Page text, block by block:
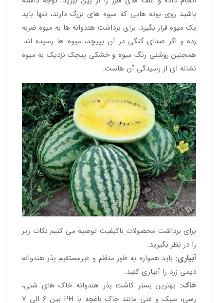
باشید روی بوته هایی که میوه های بزرگ دارند، تنها باید
یک میوه قرار بگیرد. برای برداشت هندوانه ها به میوه ضربه
زده و اگر صدای گنگی در آن بپیچد، میوه ها رسیده اند.
همچنین روشنی رنگ میوه و خشکی پیچک نزدیک به میوه
نشانه ای از رسیدگی آن هاست.
برای برداشت محصولات باکیفیت توصیه می کنیم نکات زیر
را در نظر بگیرید:
آبیاری: باید همواره به طور منظم و غیرمستقیم بذر هندوانه
دیمی زرد را آبیاری کنید.
خاک: بهترین بستر کاشت بذر هندوانه خاک های شنی،
رسی، سبک و غنی مانند خاک باغچه با PH بین 6 الی 7